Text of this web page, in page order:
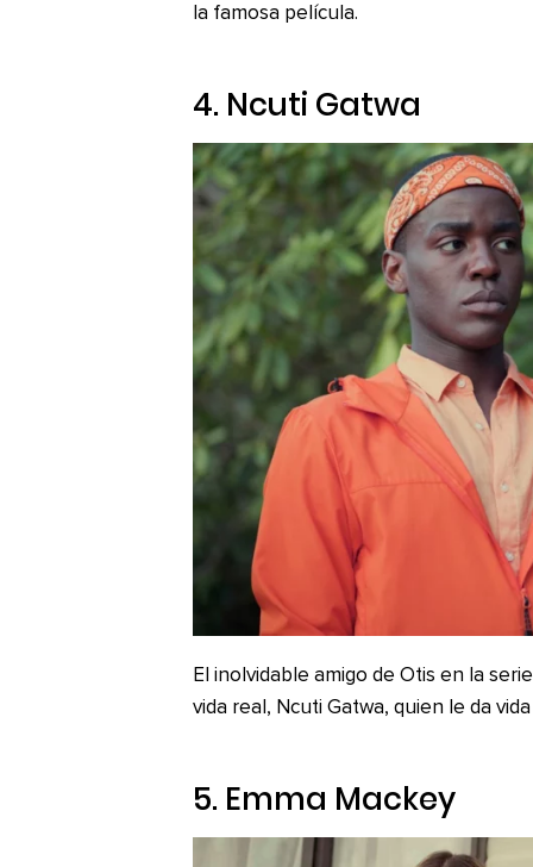
la famosa película.
4. Ncuti Gatwa
El inolvidable amigo de Otis en la
vida real, Ncuti Gatwa, quien le da
5. Emma Mackey